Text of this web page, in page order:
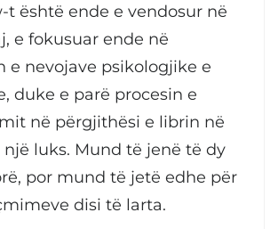
t është ende e vendosur në
e fokusuar ende në
e nevojave psikologjike e
duke e parë procesin e
në përgjithësi e librin në
një luks. Mund të jenë të dy
por mund të jetë edhe për
disi të larta.